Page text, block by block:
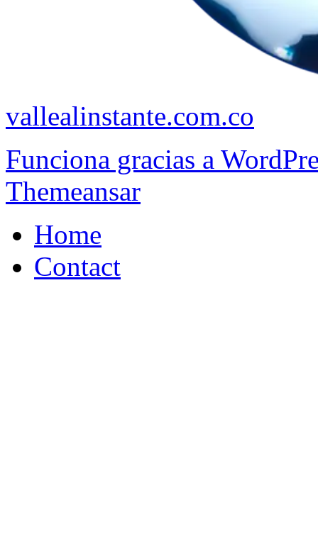
vallealinstante.com.co
Funciona gracias a
Themeansar
Home
Contact